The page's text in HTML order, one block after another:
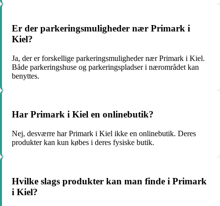
Er der parkeringsmuligheder nær Primark i
Kiel?
Ja, der er forskellige parkeringsmuligheder nær Primark i Kiel.
Både parkeringshuse og parkeringspladser i nærområdet kan
benyttes.
Har Primark i Kiel en onlinebutik?
Nej, desværre har Primark i Kiel ikke en onlinebutik. Deres
produkter kan kun købes i deres fysiske butik.
Hvilke slags produkter kan man finde i Primark
i Kiel?